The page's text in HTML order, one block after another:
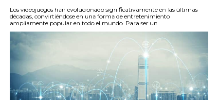
Los videojuegos han evolucionado significativamente en las últimas
décadas, convirtiéndose en una forma de entretenimiento
ampliamente popular en todo el mundo. Para ser un...